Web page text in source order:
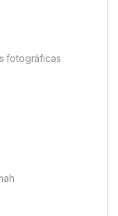
fotográficas